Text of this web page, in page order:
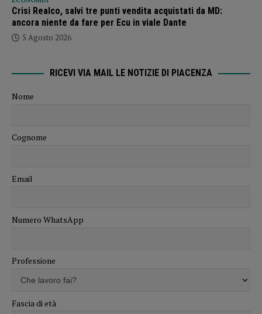
Crisi Realco, salvi tre punti vendita acquistati da MD:
ancora niente da fare per Ecu in viale Dante
5 Agosto 2026
RICEVI VIA MAIL LE NOTIZIE DI PIACENZA
Nome
Cognome
Email
Numero WhatsApp
Professione
Fascia di età